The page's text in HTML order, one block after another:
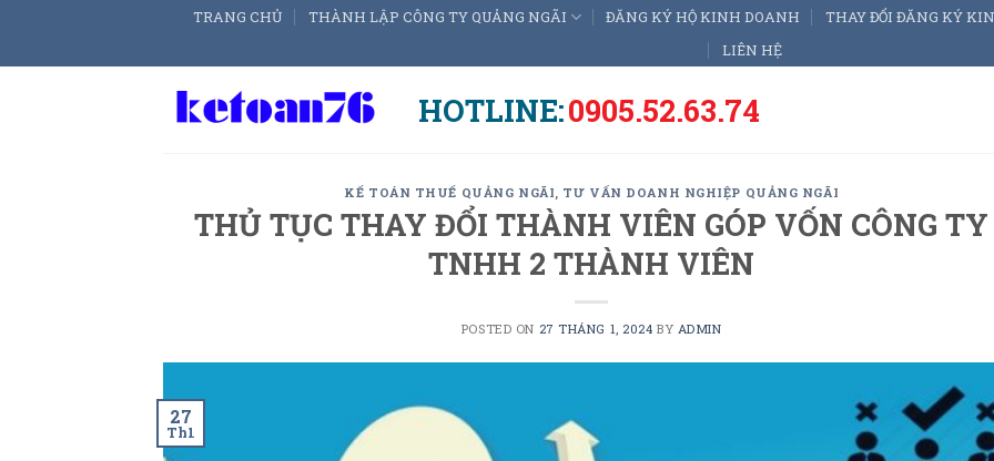
content
TRANG CHỦ THÀNH LẬP CÔNG TY QUẢNG NGÃI ĐĂNG KÝ HỘ KINH DOANH
THAY ĐỔI ĐĂNG KÝ
LIÊN HỆ
HOTLINE:0905.52.63.74
KẾ TOÁN THUẾ QUẢNG NGÃI, TƯ VẤN DOANH NGHIỆP QUẢNG NGÃI
THỦ TỤC THAY ĐỔI THÀNH VIÊN GÓP VỐN CÔNG TY
TNHH 2 THÀNH VIÊN
POSTED ON 27 THÁNG 1, 2024 BY ADMIN
27
Th1